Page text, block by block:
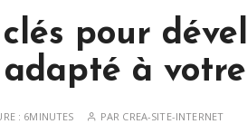
pour
adapté à
: 6MINUTES PAR CREA-SITE-INTERNET